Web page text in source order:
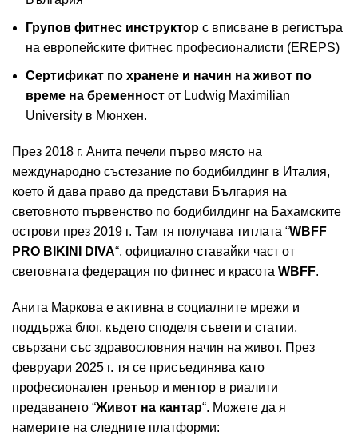
Групов фитнес инструктор с вписване в регистъра
на европейските фитнес професионалисти (EREPS)
Сертификат по хранене и начин на живот по
време на бременност от Ludwig Maximilian
University в Мюнхен.
През 2018 г. Анита печели първо място на
международно състезание по бодибилдинг в Италия,
което й дава право да представи България на
световното първенство по бодибилдинг на Бахамските
острови през 2019 г. Там тя получава титлата “WBFF
PRO BIKINI DIVA“, официално ставайки част от
световната федерация по фитнес и красота WBFF.
Анита Маркова е активна в социалните мрежи и
поддържа блог, където споделя съвети и статии,
свързани със здравословния начин на живот. През
февруари 2025 г. тя се присъединява като
професионален треньор и ментор в риалити
предаването “Живот на кантар“. Можете да я
намерите на следните платформи: